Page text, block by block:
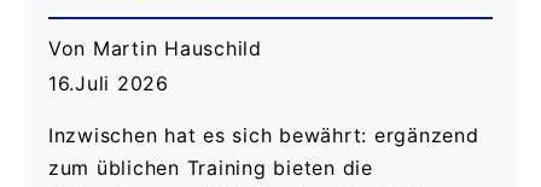
Von Martin Hauschild
16.Juli 2026
Inzwischen hat es sich bewährt: ergänzend
zum üblichen Training bieten die